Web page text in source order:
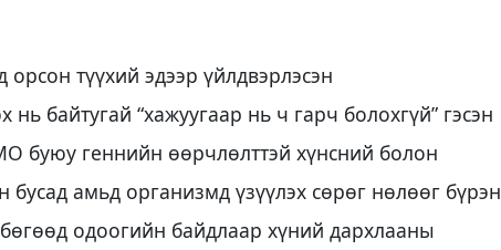
түүхий эдээр үйлдвэрлэсэн
нь байтугай “хажуугаар нь ч гарч болохгүй” гэсэн
буюу геннийн өөрчлөлттэй хүнсний болон
бусад амьд организмд үзүүлэх сөрөг нөлөөг бүрэн
одоогийн байдлаар хүний дархлааны